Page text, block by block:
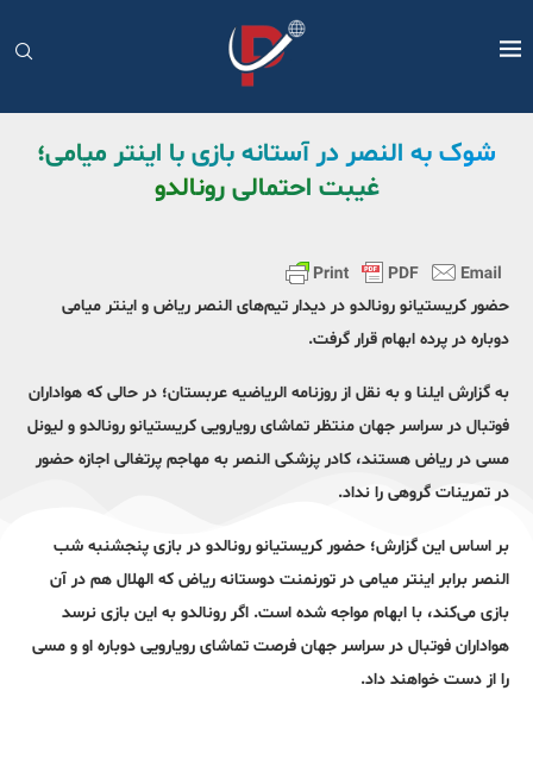
شوک به النصر در آستانه بازی با اینتر میامی؛
غیبت احتمالی رونالدو
حضور کریستیانو رونالدو در دیدار تیم‌های النصر ریاض و اینتر میامی
دوباره در پرده ابهام قرار گرفت.
به گزارش ایلنا و به نقل از روزنامه الریاضیه عربستان؛ در حالی که هواداران
فوتبال در سراسر جهان منتظر تماشای رویارویی کریستیانو رونالدو و لیونل
مسی در ریاض هستند، کادر پزشکی النصر به مهاجم پرتغالی اجازه حضور
در تمرینات گروهی را نداد.
بر اساس این گزارش؛ حضور کریستیانو رونالدو در بازی پنجشنبه شب
النصر برابر اینتر میامی در تورنمنت دوستانه ریاض که الهلال هم در آن
بازی می‌کند، با ابهام مواجه شده است. اگر رونالدو به این بازی نرسد
هواداران فوتبال در سراسر جهان فرصت تماشای رویارویی دوباره او و مسی
را از دست خواهند داد.